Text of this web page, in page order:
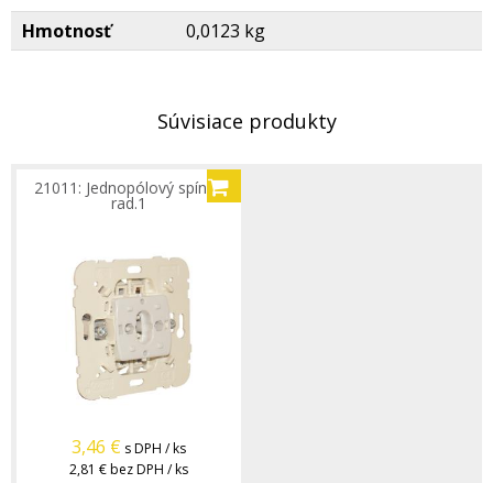
Hmotnosť 0,0123 kg
Súvisiace produkty
21011: Jednopólový spínač
rad.1
3,46 € s DPH / ks
2,81 €bez DPH / ks